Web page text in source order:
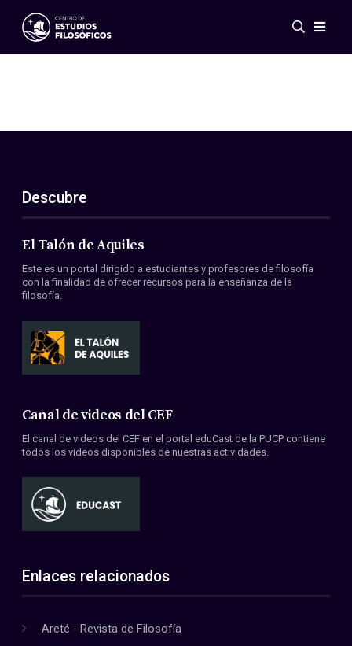
Eventos
ES
EN
Acerca de nosotros
Miembros
Convenios
Descubre
El Talón de Aquiles
Este es un portal dirigido a estudiantes y profesores de filosofía
con la finalidad de ofrecer recursos para la enseñanza de la
filosofía.
Canal de videos del CEF
El canal de videos del CEF en el portal eduCast de la PUCP contiene
todos los videos disponibles de nuestras actividades.
Enlaces relacionados
Areté - Revista de Filosofía